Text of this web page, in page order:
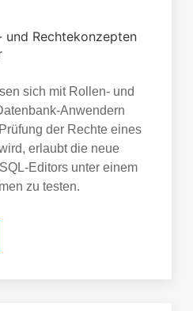
und Rechtekonzepten
sich mit Rollen- und
Anwendern
der Rechte eines
erlaubt die neue
Editors unter einem
zu testen.